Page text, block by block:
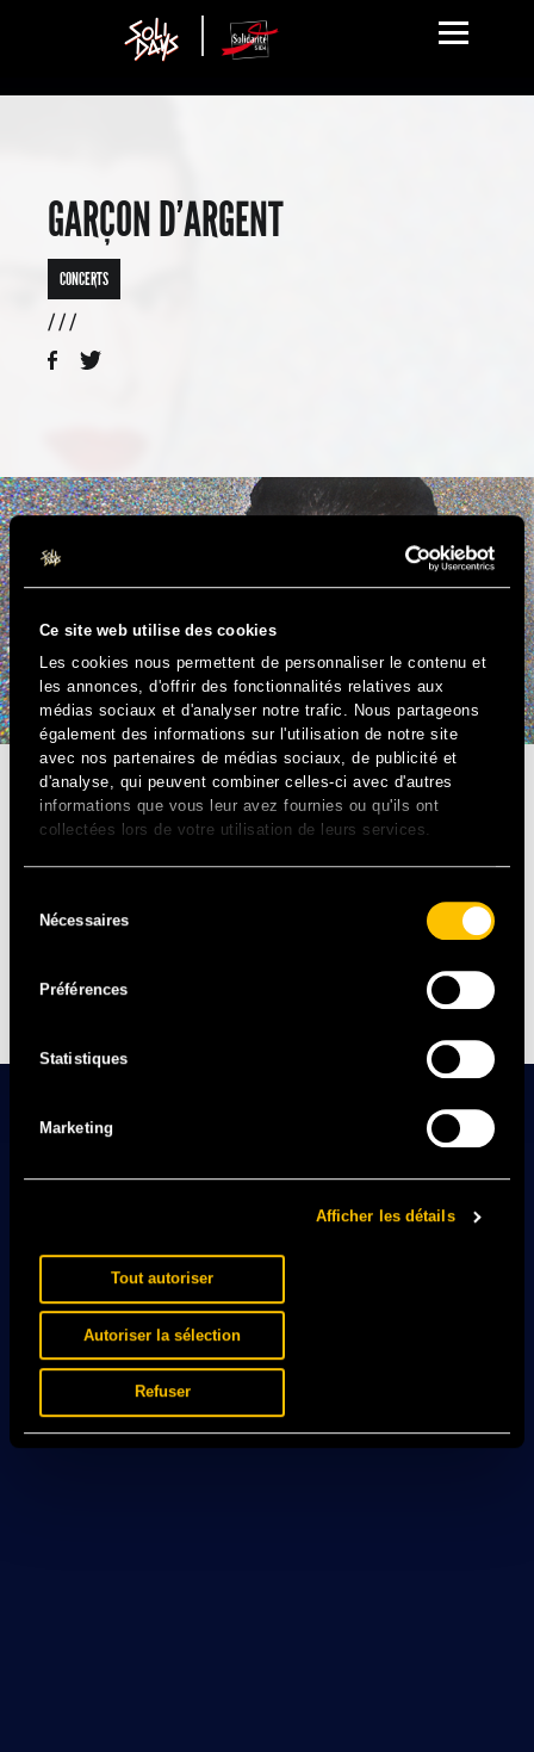
Ce site web utilise des cookies
Les cookies nous permettent de personnaliser le contenu et
les annonces, d'offrir des fonctionnalités relatives aux
médias sociaux et d'analyser notre trafic. Nous partageons
également des informations sur l'utilisation de notre site
avec nos partenaires de médias sociaux, de publicité et
d'analyse, qui peuvent combiner celles-ci avec d'autres
informations que vous leur avez fournies ou qu'ils ont
collectées lors de votre utilisation de leurs services.
duNécessaires
Préférences
Statistiques
Marketing
Afficher les détails
Tout autoriser
Autoriser la sélection
Refuser
GARÇON D’ARGENT
CONCERTS
/ / /
POP – FR
Paris Jeunes Talents pour en devenir l’un des lauréats en
2013. Le quintette aime les sons synthétiques, tout ce qui
s’inspire avec respect des grands noms la scène pop